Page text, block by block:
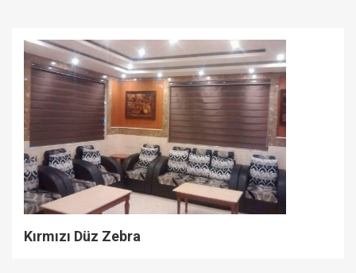
Kırmızı Düz Zebra